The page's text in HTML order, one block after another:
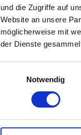
und die Zugriffe auf
Website an unsere
möglicherweise mit
der Dienste
Notwendig